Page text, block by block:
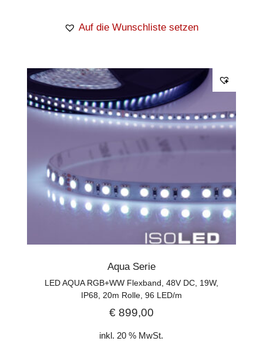
Auf die Wunschliste setzen
Aqua Serie
LED AQUA RGB+WW Flexband, 48V DC, 19W,
IP68, 20m Rolle, 96 LED/m
€899,00
inkl. 20 % MwSt.